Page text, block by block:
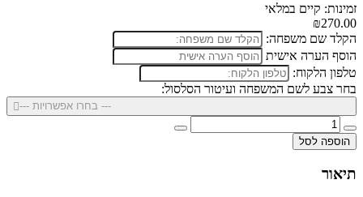
זמינות: קיים במלאי
₪270.00
הקלד שם משפחה:
הוסף הערה אישית
טלפון הלקוח:
בחר צבע לשם המשפחה ועיטור הסלסול:
--- בחרו אפשרויות ---
הוספה לסל
תיאור